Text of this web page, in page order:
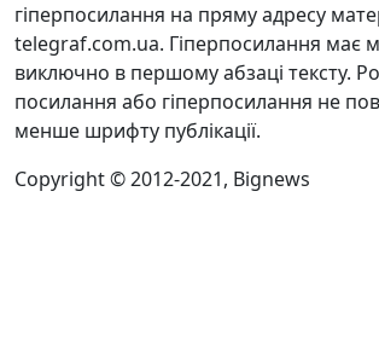
гіперпосилання на пряму адресу
telegraf.com.ua. Гіперпосилання має
виключно в першому абзаці тексту.
посилання або гіперпосилання не
менше шрифту публікації.
Copyright © 2012-2021, Bignews